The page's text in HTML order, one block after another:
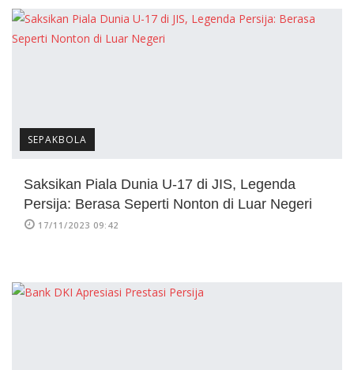
SEPAKBOLA
Saksikan Piala Dunia U-17 di JIS, Legenda
Persija: Berasa Seperti Nonton di Luar Negeri
17/11/2023 09:42